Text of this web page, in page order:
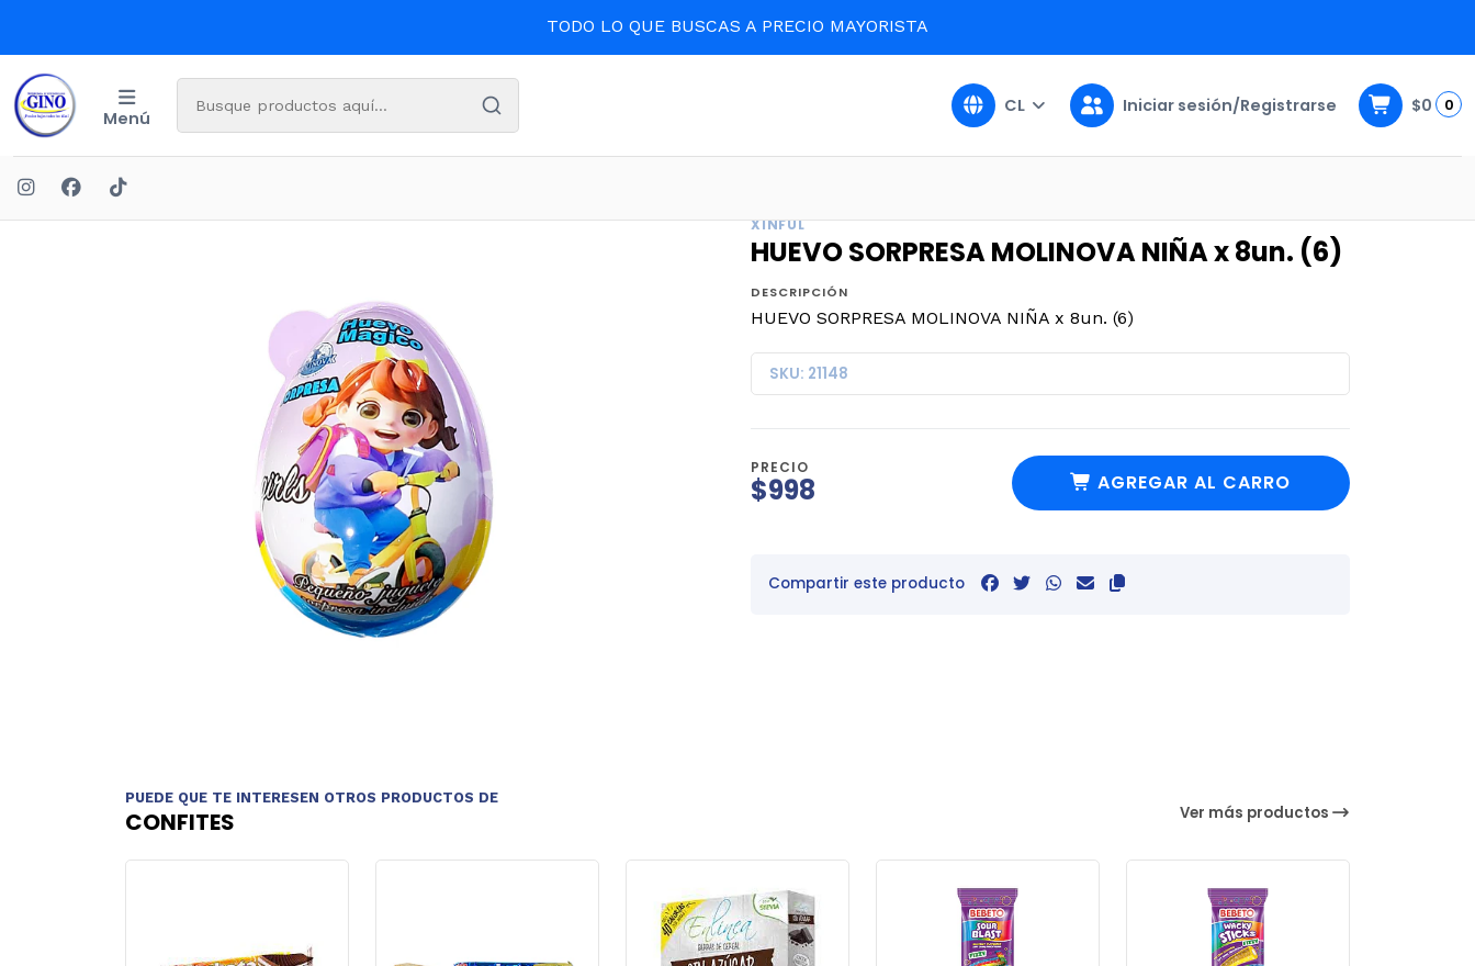
TODO LO QUE BUSCAS A PRECIO MAYORISTA
Menú
CL Iniciar sesión/Registrarse $0 0
XINFUL
HUEVO SORPRESA MOLINOVA NIÑA x 8un. (6)
DESCRIPCIÓN
HUEVO SORPRESA MOLINOVA NIÑA x 8un. (6)
SKU: 21148
PRECIO
$998 AGREGAR AL CARRO
Compartir este producto
PUEDE QUE TE INTERESEN OTROS PRODUCTOS DE
CONFITES Ver más productos